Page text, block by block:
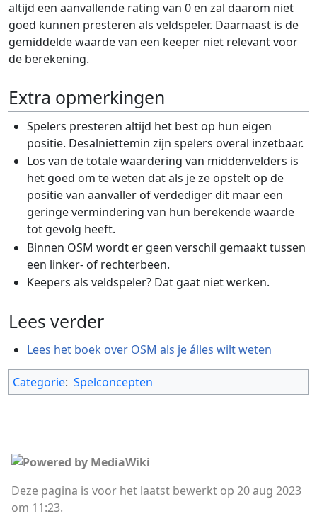
altijd een aanvallende rating van 0 en zal daarom niet
goed kunnen presteren als veldspeler. Daarnaast is de
gemiddelde waarde van een keeper niet relevant voor
de berekening.
Extra opmerkingen
Spelers presteren altijd het best op hun eigen
positie. Desalniettemin zijn spelers overal inzetbaar.
Los van de totale waardering van middenvelders is
het goed om te weten dat als je ze opstelt op de
positie van aanvaller of verdediger dit maar een
geringe vermindering van hun berekende waarde
tot gevolg heeft.
Binnen OSM wordt er geen verschil gemaakt tussen
een linker- of rechterbeen.
Keepers als veldspeler? Dat gaat niet werken.
Lees verder
Lees het boek over OSM als je álles wilt weten
Categorie: Spelconcepten
Deze pagina is voor het laatst bewerkt op 20 aug 2023
om 11:23.